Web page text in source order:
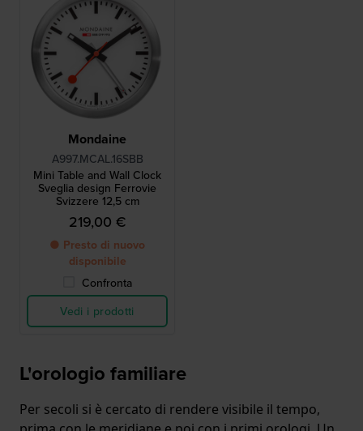
Mondaine
A997.MCAL.16SBB
Mini Table and Wall Clock
Sveglia design Ferrovie
Svizzere 12,5 cm
219,00 €
● Presto di nuovo
disponibile
Confronta
Vedi i prodotti
L'orologio familiare
Per secoli si è cercato di rendere visibile il tempo,